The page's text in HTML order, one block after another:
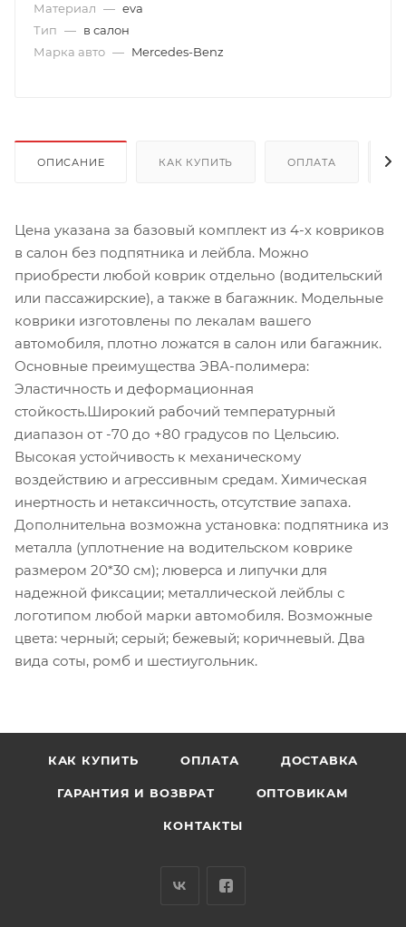
Материал — eva
Тип — в салон
Марка авто — Mercedes-Benz
ОПИСАНИЕ КАК КУПИТЬ ОПЛАТА
Цена указана за базовый комплект из 4-х ковриков
в салон без подпятника и лейбла. Можно
приобрести любой коврик отдельно (водительский
или пассажирские), а также в багажник. Модельные
коврики изготовлены по лекалам вашего
автомобиля, плотно ложатся в салон или багажник.
Основные преимущества ЭВА-полимера:
Эластичность и деформационная
стойкость.Широкий рабочий температурный
диапазон от -70 до +80 градусов по Цельсию.
Высокая устойчивость к механическому
воздействию и агрессивным средам. Химическая
инертность и нетаксичность, отсутствие запаха.
Дополнительна возможна установка: подпятника из
металла (уплотнение на водительском коврике
размером 20*30 см); люверса и липучки для
надежной фиксации; металлической лейблы с
логотипом любой марки автомобиля. Возможные
цвета: черный; серый; бежевый; коричневый. Два
вида соты, ромб и шестиугольник.
КАК КУПИТЬ ОПЛАТА ДОСТАВКА
ГАРАНТИЯ И ВОЗВРАТ ОПТОВИКАМ
КОНТАКТЫ